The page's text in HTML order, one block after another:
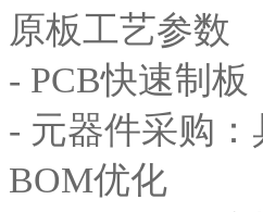
原板工艺参数
- PCB快速制
- 元器件采购
BOM优化